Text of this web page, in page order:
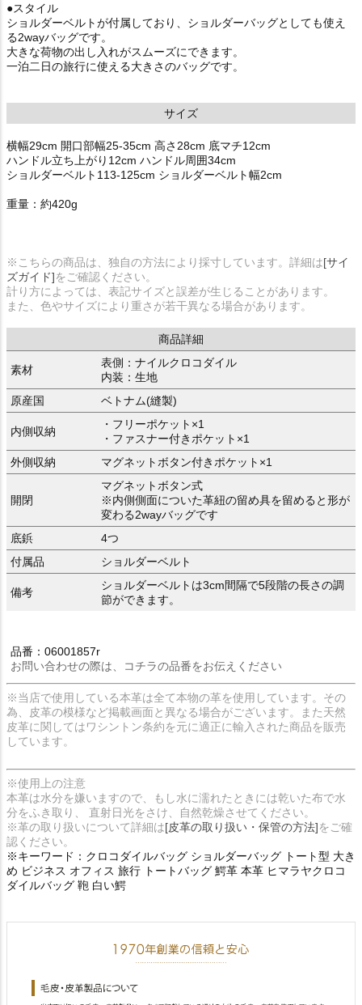
●スタイル
ショルダーベルトが付属しており、ショルダーバッグとしても使え
る2wayバッグです。
大きな荷物の出し入れがスムーズにできます。
一泊二日の旅行に使える大きさのバッグです。
サイズ
横幅29cm 開口部幅25-35cm 高さ28cm 底マチ12cm
ハンドル立ち上がり12cm ハンドル周囲34cm
ショルダーベルト113-125cm ショルダーベルト幅2cm
重量：約420g
※こちらの商品は、独自の方法により採寸しています。詳細は[サイ
ズガイド]をご確認ください。
計り方によっては、表記サイズと誤差が生じることがあります。
また、色やサイズにより重さが若干異なる場合があります。
商品詳細
素材
表側：ナイルクロコダイル
内装：生地
原産国
ベトナム(縫製)
内側収納
・フリーポケット×1
・ファスナー付きポケット×1
外側収納
マグネットボタン付きポケット×1
開閉
マグネットボタン式
※内側側面についた革紐の留め具を留めると形が
変わる2wayバッグです
底鋲
4つ
付属品
ショルダーベルト
備考
ショルダーベルトは3cm間隔で5段階の長さの調
節ができます。
品番：06001857r
お問い合わせの際は、コチラの品番をお伝えください
※当店で使用している本革は全て本物の革を使用しています。その
為、皮革の模様など掲載画面と異なる場合がございます。また天然
皮革に関してはワシントン条約を元に適正に輸入された商品を販売
しています。
※使用上の注意
本革は水分を嫌いますので、もし水に濡れたときには乾いた布で水
分をふき取り、 直射日光をさけ、自然乾燥させてください。
※革の取り扱いについて詳細は[皮革の取り扱い・保管の方法]をご確
認ください。
※キーワード：クロコダイルバッグ ショルダーバッグ トート型 大き
め ビジネス オフィス 旅行 トートバッグ 鰐革 本革 ヒマラヤクロコ
ダイルバッグ 鞄 白い鰐